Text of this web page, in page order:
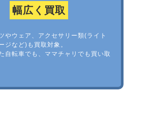
幅広く買取
やウェア、アクセサリー類(ライト
ジなど)も買取対象。
自転車でも、ママチャリでも買い取